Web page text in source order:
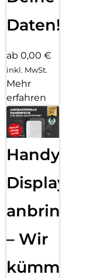
Daten!
ab 0,00 €
inkl. MwSt.
Mehr
erfahren
Handy
Displayfolie
anbringen
– Wir
kümmern